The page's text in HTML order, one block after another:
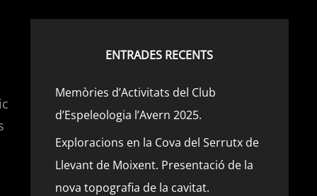
ENTRADES RECENTS
Memòries d’Activitats del Club
d’Espeleologia l’Avern 2025.
Exploracions en la Cova del Serrutx de
Llevant de Moixent. Presentació de la
nova topografia de la cavitat.